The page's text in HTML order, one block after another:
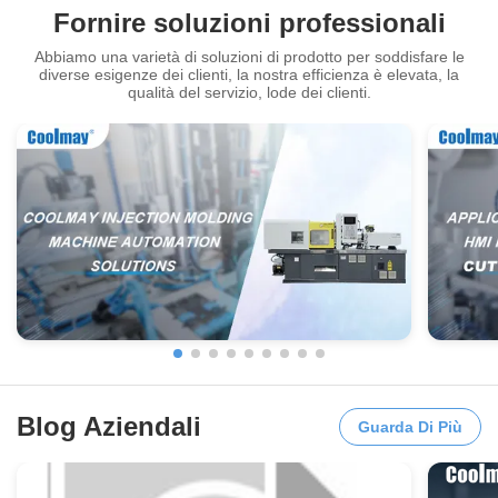
VIDEO
7 inch Integrated HMI PLC COOLMAY with
32K Retentive Register and 400MHz CPU
for Industrial Automation
Ottieni Il Miglior Prezzo
All-
Fornire soluzioni professionali
Abbiamo una varietà di soluzioni di prodotto per soddisfare le
diverse esigenze dei clienti, la nostra efficienza è elevata, la
qualità del servizio, lode dei clienti.
Alta integrazione + riduzione dei costi +
personalizzazione: Coolmay apre una
nuova era di automazione delle macchine
da stampaggio ad iniezione
2026.03.01
Spinto dagli obiettivi di doppia emissione di
carbonio e dalla necessità di modernizzare
HMI
In
Blog Aziendali Guarda Di Più